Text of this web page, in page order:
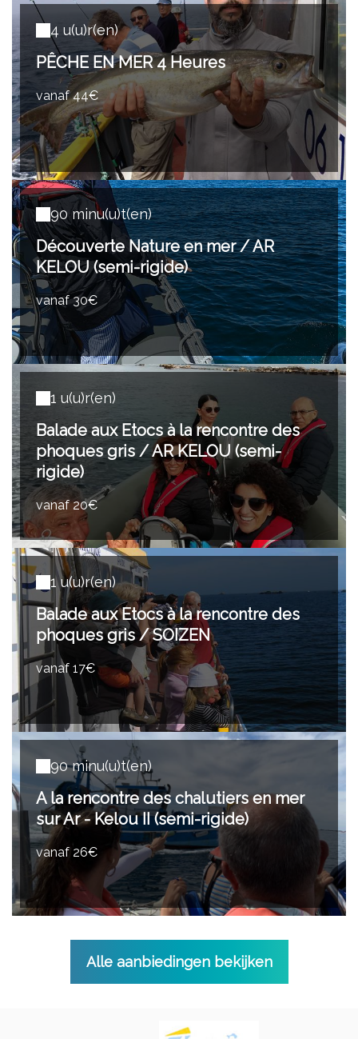
4 u(u)r(en)
PÊCHE EN MER 4 Heures
vanaf 44€
90 minu(u)t(en)
Découverte Nature en mer / AR
KELOU (semi-rigide)
vanaf 30€
1 u(u)r(en)
Balade aux Etocs à la rencontre des
phoques gris / AR KELOU (semi-
rigide)
vanaf 20€
1 u(u)r(en)
Balade aux Etocs à la rencontre des
phoques gris / SOIZEN
vanaf 17€
90 minu(u)t(en)
A la rencontre des chalutiers en mer
sur Ar - Kelou II (semi-rigide)
vanaf 26€
Alle aanbiedingen bekijken